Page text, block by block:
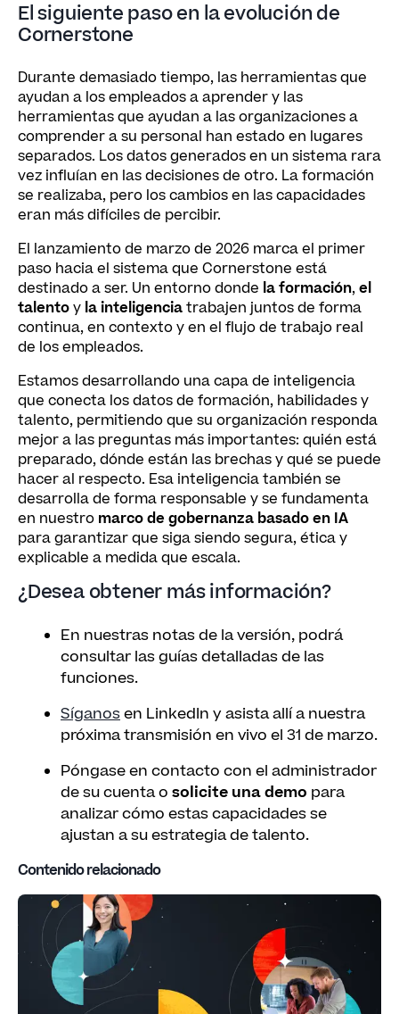
El siguiente paso en la evolución de
Cornerstone
Durante demasiado tiempo, las herramientas que
ayudan a los empleados a aprender y las
herramientas que ayudan a las organizaciones a
comprender a su personal han estado en lugares
separados. Los datos generados en un sistema rara
vez influían en las decisiones de otro. La formación
se realizaba, pero los cambios en las capacidades
eran más difíciles de percibir.
El lanzamiento de marzo de 2026 marca el primer
paso hacia el sistema que Cornerstone está
destinado a ser. Un entorno donde la formación,el
talentoy la inteligenciatrabajen juntos de forma
continua, en contexto y en el flujo de trabajo real
de los empleados.
Estamos desarrollando una capa de inteligencia
que conecta los datos de formación, habilidades y
talento, permitiendo que su organización responda
mejor a las preguntas más importantes: quién está
preparado, dónde están las brechas y qué se puede
hacer al respecto. Esa inteligencia también se
desarrolla de forma responsable y se fundamenta
en nuestro marco de gobernanza basado en IA
para garantizar que siga siendo segura, ética y
explicable a medida que escala.
¿Desea obtener más información?
En nuestras notas de la versión, podrá
consultar las guías detalladas de las
funciones.
Síganosen LinkedIn y asista allí a nuestra
próxima transmisión en vivo el 31 de marzo.
Póngase en contacto con el administrador
de su cuenta o solicite una demo para
analizar cómo estas capacidades se
ajustan a su estrategia de talento.
Contenido relacionado